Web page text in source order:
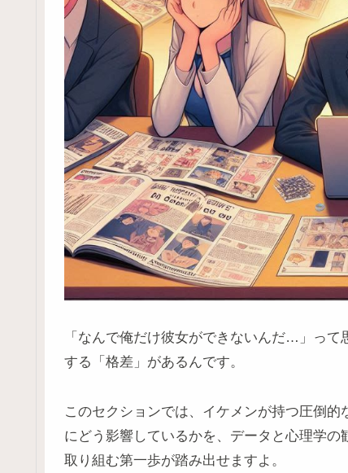
「なんで俺だけ彼女ができないんだ…」っ
する「格差」があるんです。
このセクションでは、イケメンが持つ圧倒
にどう影響しているかを、データと心理学
取り組む第一歩が踏み出せますよ。